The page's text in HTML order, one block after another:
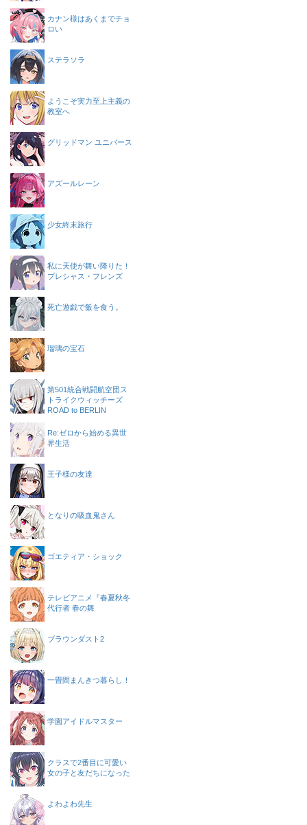
カナン様はあくまでチョ
ロい
ステラソラ
ようこそ実力至上主義の
教室へ
グリッドマン ユニバース
アズールレーン
少女終末旅行
私に天使が舞い降りた！
プレシャス・フレンズ
死亡遊戯で飯を食う。
瑠璃の宝石
第501統合戦闘航空団ス
トライクウィッチーズ
ROAD to BERLIN
Re:ゼロから始める異世
界生活
王子様の友達
となりの吸血鬼さん
ゴエティア・ショック
テレビアニメ『春夏秋冬
代行者 春の舞
ブラウンダスト2
一畳間まんきつ暮らし！
学園アイドルマスター
クラスで2番目に可愛い
女の子と友だちになった
よわよわ先生